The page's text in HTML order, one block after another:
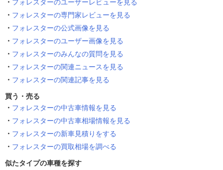
フォレスターのユーザーレビューを見る
フォレスターの専門家レビューを見る
フォレスターの公式画像を見る
フォレスターのユーザー画像を見る
フォレスターのみんなの質問を見る
フォレスターの関連ニュースを見る
フォレスターの関連記事を見る
買う・売る
フォレスターの中古車情報を見る
フォレスターの中古車相場情報を見る
フォレスターの新車見積りをする
フォレスターの買取相場を調べる
似たタイプの車種を探す